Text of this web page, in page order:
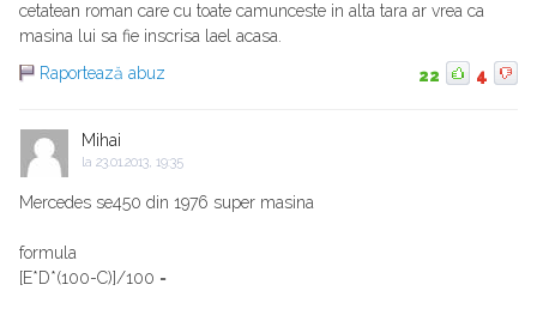
cetatean roman care cu toate camunceste in alta tara ar vrea ca
masina lui sa fie inscrisa lael acasa.
Raportează abuz
22 4
Mihai
la 23.01.2013, 19:35
Mercedes se450 din 1976 super masina
formula
[E*D*(100-C)]/100 =